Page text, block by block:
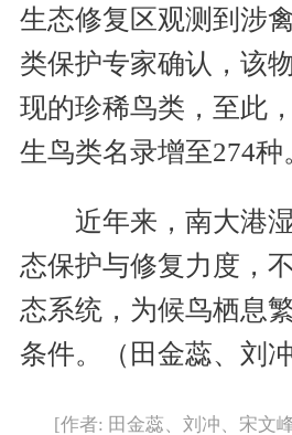
生态修复区观测到涉
类保护专家确认，该
现的珍稀鸟类，至此
生鸟类名录增至274种
近年来，南大港湿
态保护与修复力度，
态系统，为候鸟栖息
条件。（田金蕊、刘
[作者: 田金蕊、刘冲、宋